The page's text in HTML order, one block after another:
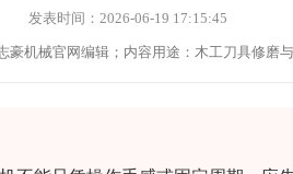
发表时间：2026-06-19 17:15:45
机械官网编辑；内容用途：木工刀具修磨与